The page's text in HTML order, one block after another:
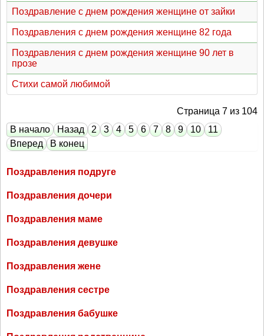
Поздравление с днем рождения женщине от зайки
Поздравления с днем рождения женщине 82 года
Поздравления с днем рождения женщине 90 лет в
прозе
Стихи самой любимой
Страница 7 из 104
В начало
Назад 2 3 4 5 6 7 8 9 10
11
Вперед
В конец
Поздравления подруге
Поздравления дочери
Поздравления маме
Поздравления девушке
Поздравления жене
Поздравления сестре
Поздравления бабушке